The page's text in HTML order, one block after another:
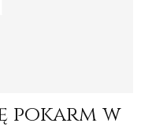
pokarm w